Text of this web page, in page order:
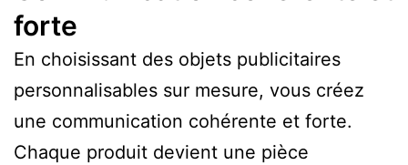
forte
En choisissant des objets publicitaires
personnalisables sur mesure, vous créez
une communication cohérente et forte.
Chaque produit devient une pièce